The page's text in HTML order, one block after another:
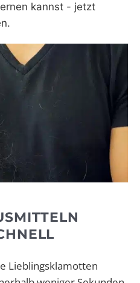
kannst - jetzt
Lieblingsklamotten